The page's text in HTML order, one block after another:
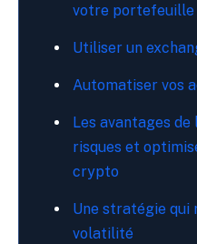
votre portefeuille
Utiliser un
Automatiser vos
Les avantages
risques et
crypto
Une stratégie qui
volatilité